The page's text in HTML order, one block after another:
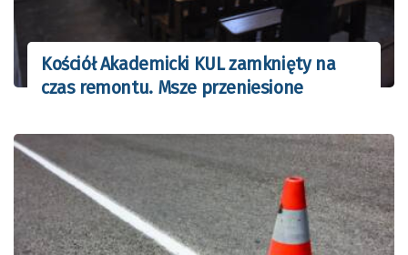
Kościół Akademicki KUL zamknięty na
czas remontu. Msze przeniesione